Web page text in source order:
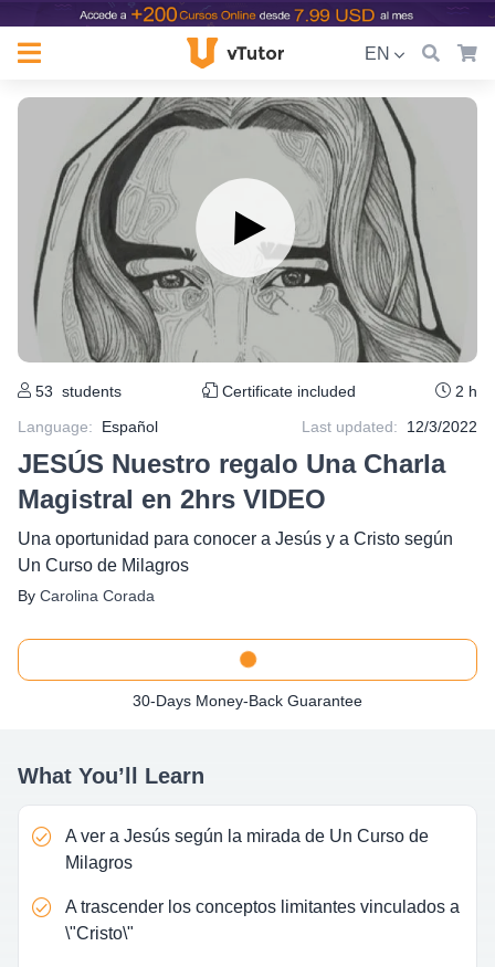
EN
53 students Certificate included
2 h
Language: Español Last updated: 12/3/2022
JESÚS Nuestro regalo Una Charla
Magistral en 2hrs VIDEO
Una oportunidad para conocer a Jesús y a Cristo según
Un Curso de Milagros
By Carolina Corada
30-Days Money-Back Guarantee
What You’ll Learn
A ver a Jesús según la mirada de Un Curso de
Milagros
A trascender los conceptos limitantes vinculados a
\"Cristo\"